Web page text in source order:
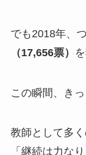
でも2018年、
（17,656票）
この瞬間、き
教師として多
「継続は力な